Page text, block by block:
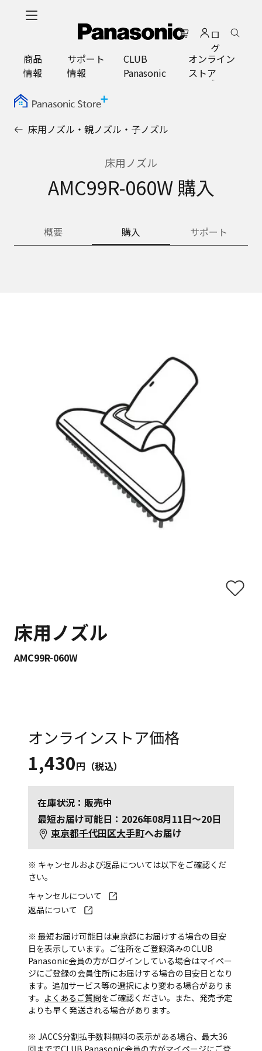
ロ
グ
イ
ン
商品
情報
サポート
情報
CLUB
Panasonic
オンライン
ストア
床用ノズル・親ノズル・子ノズル
床用ノズル
AMC99R-060W 購入
概要 購入 サポート
床用ノズル
AMC99R-060W
オンラインストア価格
1,430円（税込）
在庫状況：販売中
最短お届け可能日：2026年08月11日～20日
東京都千代田区大手町へお届け
※ キャンセルおよび返品については以下をご確認くだ
さい。
キャンセルについて
返品について
※ 最短お届け可能日は東京都にお届けする場合の目安
日を表示しています。ご住所をご登録済みのCLUB
Panasonic会員の方がログインしている場合はマイペー
ジにご登録の会員住所にお届けする場合の目安日となり
ます。追加サービス等の選択により変わる場合がありま
す。 よくあるご質問をご確認ください。また、発売予定
よりも早く発送される場合があります。
※ JACCS分割払手数料無料の表示がある場合、最大36
回まででCLUB Panasonic会員の方がマイページにご登